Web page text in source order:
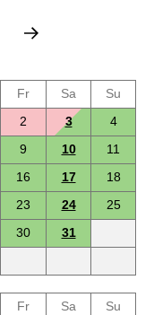
Fr Sa
Su
2 3
4
9 10
11
16 17
18
23 24
25
30
31
Fr Sa
Su